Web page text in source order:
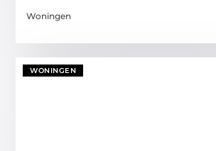
Woningen
WONINGEN